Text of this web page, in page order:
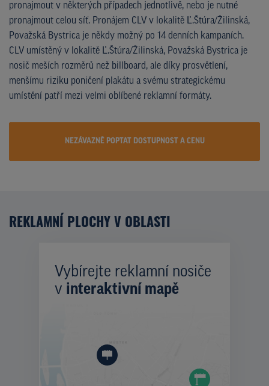
pronajmout v některých případech jednotlivě, nebo je nutné
pronajmout celou síť. Pronájem CLV v lokalitě Ľ.Štúra/Žilinská,
Považská Bystrica je někdy možný po 14 denních kampaních.
CLV umístěný v lokalitě Ľ.Štúra/Žilinská, Považská Bystrica je
nosič meších rozměrů než billboard, ale díky prosvětlení,
menšímu riziku poničení plakátu a svému strategickému
umístění patří mezi velmi oblíbené reklamní formáty.
NEZÁVAZNĚ POPTAT DOSTUPNOST A CENU
REKLAMNÍ PLOCHY V OBLASTI
Vybírejte reklamní nosiče
v interaktivní mapě